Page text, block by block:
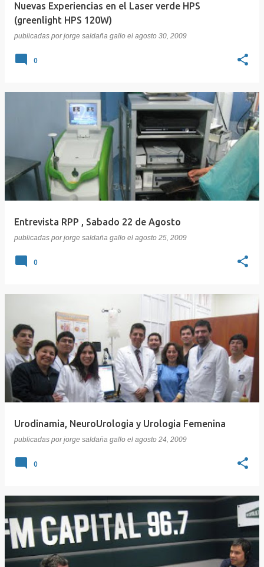
Nuevas Experiencias en el Laser verde HPS
(greenlight HPS 120W)
publicadas porjorge saldaña gallo el agosto 30, 2009
0
Entrevista RPP , Sabado 22 de Agosto
publicadas porjorge saldaña gallo el agosto 25, 2009
0
Urodinamia, NeuroUrologia y Urologia Femenina
publicadas porjorge saldaña gallo el agosto 24, 2009
0